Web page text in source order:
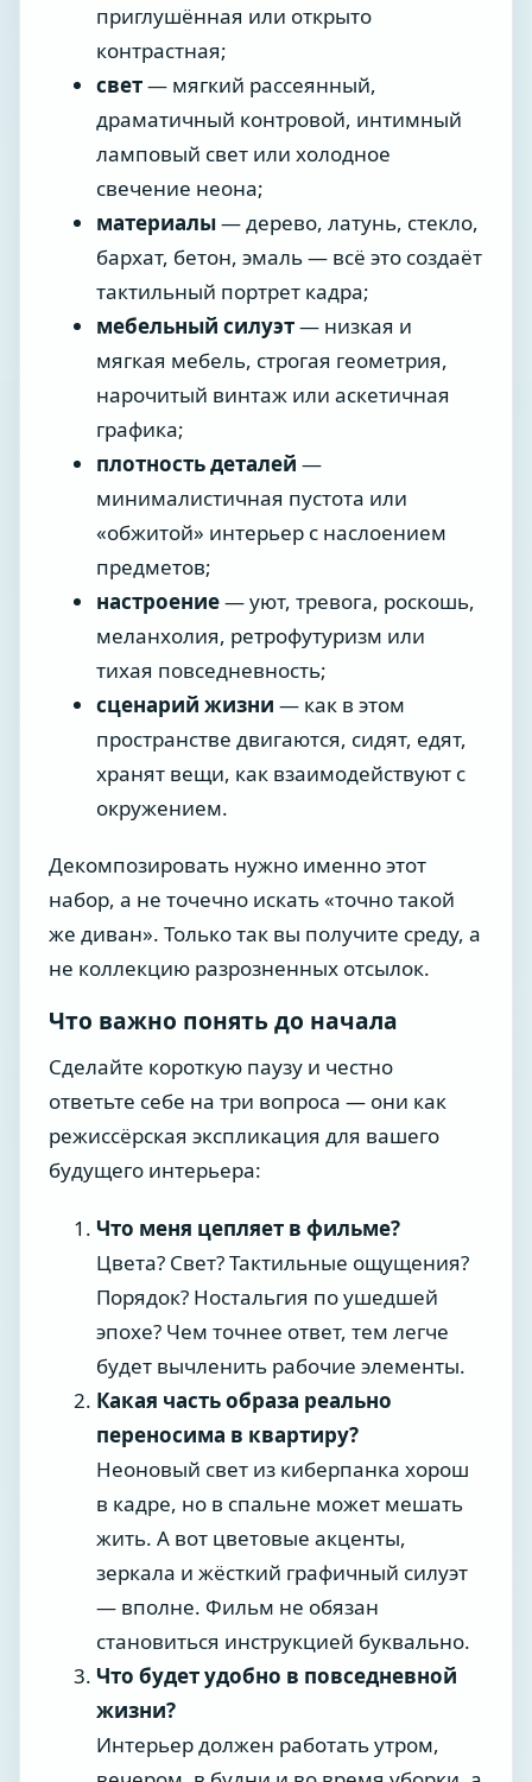
приглушённая или открыто
контрастная;
свет— мягкий рассеянный,
драматичный контровой, интимный
ламповый свет или холодное
свечение неона;
материалы— дерево, латунь, стекло,
бархат, бетон, эмаль — всё это создаёт
тактильный портрет кадра;
мебельный силуэт— низкая и
мягкая мебель, строгая геометрия,
нарочитый винтаж или аскетичная
графика;
плотность деталей —
минималистичная пустота или
«обжитой» интерьер с наслоением
предметов;
настроение— уют, тревога, роскошь,
меланхолия, ретрофутуризм или
тихая повседневность;
сценарий жизни — как в этом
пространстве двигаются, сидят, едят,
хранят вещи, как взаимодействуют с
окружением.
Декомпозировать нужно именно этот
набор, а не точечно искать «точно такой
же диван». Только так вы получите среду, а
не коллекцию разрозненных отсылок.
Что важно понять до начала
Сделайте короткую паузу и честно
ответьте себе на три вопроса — они как
режиссёрская экспликация для вашего
будущего интерьера:
Что меня цепляет в фильме?
Цвета? Свет? Тактильные ощущения?
Порядок? Ностальгия по ушедшей
эпохе? Чем точнее ответ, тем легче
будет вычленить рабочие элементы.
Какая часть образа реально
переносима в квартиру?
Неоновый свет из киберпанка хорош
в кадре, но в спальне может мешать
жить. А вот цветовые акценты,
зеркала и жёсткий графичный силуэт
— вполне. Фильм не обязан
становиться инструкцией буквально.
Что будет удобно в повседневной
жизни?
Интерьер должен работать утром,